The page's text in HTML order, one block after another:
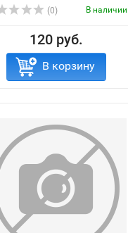
(0) В наличии
120 руб.
В корзину